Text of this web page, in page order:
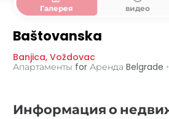
Галерея видео
Baštovanska
Banjica, Voždovac
Апартаменты for Аренда Belgrade •
Информация о